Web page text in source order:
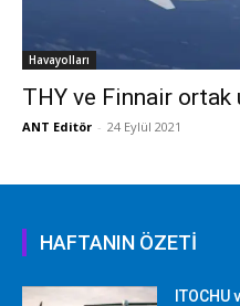
Havayolları
THY ve Finnair ortak
ANT Editör - 24 Eylül 2021
HAFTANIN ÖZETİ
ITOCHU